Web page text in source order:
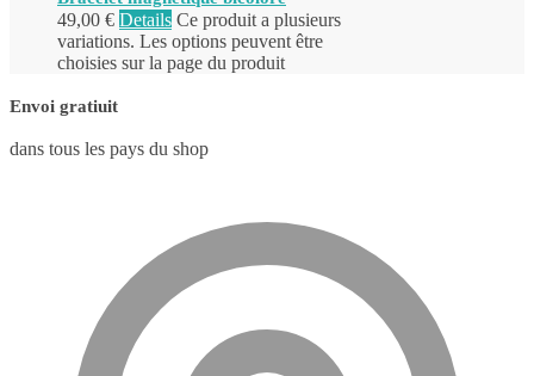
49,00 € Details Ce produit a plusieurs
variations. Les options peuvent être
choisies sur la page du produit
Envoi gratiuit
dans tous les pays du shop